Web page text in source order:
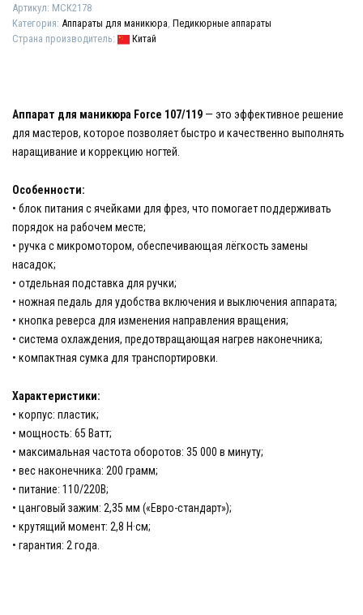
с
педалью
Артикул: МСК2178
Категория: Аппараты для маникюра Педикюрные аппараты
Страна производитель:
Китай
Аппарат для маникюра Force 107/119 — это эффективное решение
для мастеров, которое позволяет быстро и качественно выполнять
наращивание и коррекцию ногтей.
Особенности:
• блок питания с ячейками для фрез, что помогает поддерживать
порядок на рабочем месте;
• ручка с микромотором, обеспечивающая лёгкость замены
насадок;
• отдельная подставка для ручки;
• ножная педаль для удобства включения и выключения аппарата;
• кнопка реверса для изменения направления вращения;
• система охлаждения, предотвращающая нагрев наконечника;
• компактная сумка для транспортировки.
Характеристики:
• корпус: пластик;
• мощность: 65 Ватт;
• максимальная частота оборотов: 35 000 в минуту;
• вес наконечника: 200 грамм;
• питание: 110/220В;
• цанговый зажим: 2,35 мм («Евро-стандарт»);
• крутящий момент: 2,8 Н·см;
• гарантия: 2 года.